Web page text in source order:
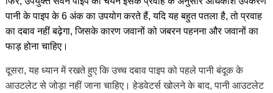
पानी के पाइप के 6 अंक का उपयोग करते हैं, यदि यह बहुत पतला है, तो प्रवाह
का दबाव नहीं बढ़ेगा, जिसके कारण जवानों को जबरन पहनना और जवानों का
फाड़ होना चाहिए।
दूसरा, यह ध्यान में रखते हुए कि उच्च दबाव पाइप को पहले पानी बंदूक के
आउटलेट से जोड़ा नहीं जाना चाहिए। हेडवेटर्स खोलने के बाद, पानी आउटलेट